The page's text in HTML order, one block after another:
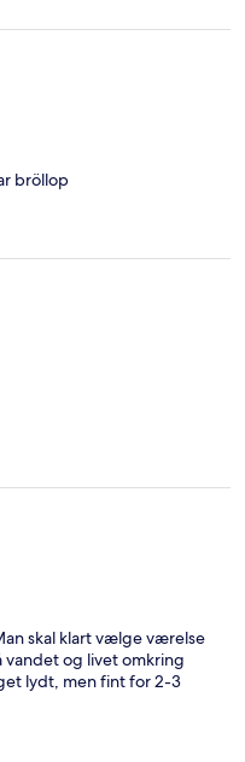
bröllop
skal klart vælge værelse
vandet og livet omkring
lydt, men fint for 2-3